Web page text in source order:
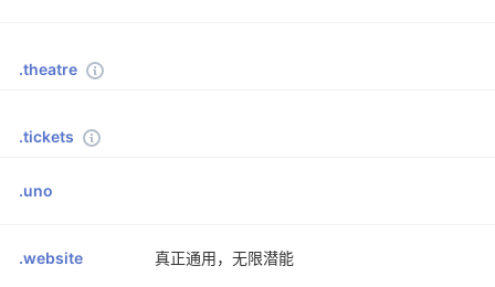
.theatre
.tickets
.uno
.website 真正通用，无限潜能